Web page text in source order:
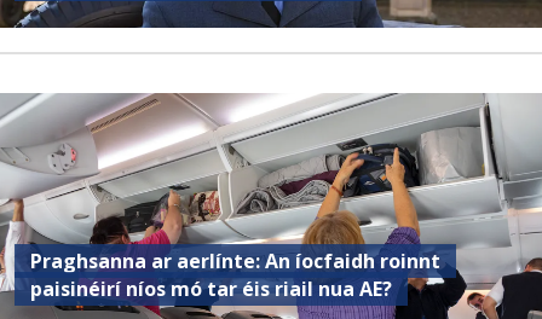
Praghsanna ar aerlínte: An íocfaidh roinnt
paisinéirí níos mó tar éis riail nua AE?